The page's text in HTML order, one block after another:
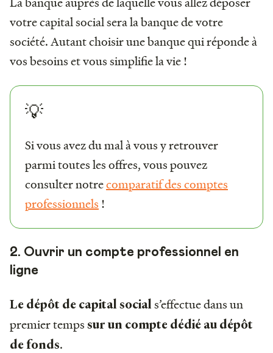
votre capital social sera la banque de votre
société. Autant choisir une banque qui réponde à
vos besoins et vous simplifie la vie !
💡
Si vous avez du mal à vous y retrouver
parmi toutes les offres, vous pouvez
consulter notrecomparatif des comptes
professionnels !
2. Ouvrir un compte professionnel en
ligne
Le dépôt de capital social s’effectue dans un
premier temps sur un compte dédié au dépôt
de fonds.